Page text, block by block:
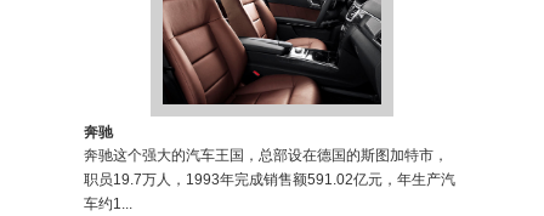
奔驰
奔驰这个强大的汽车王国，总部设在德国的斯图加特市，
职员19.7万人，1993年完成销售额591.02亿元，年生产汽
车约1...